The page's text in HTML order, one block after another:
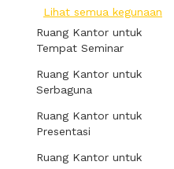
Lihat semua kegunaan
Ruang Kantor untuk
Tempat Seminar
Ruang Kantor untuk
Serbaguna
Ruang Kantor untuk
Presentasi
Ruang Kantor untuk